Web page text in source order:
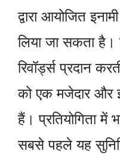
द्वारा आयोजित
लिया जा सकता है।
रिवॉर्ड्स प्रदान
को एक मजेदार और
हैं। प्रतियोगिता
सबसे पहले यह